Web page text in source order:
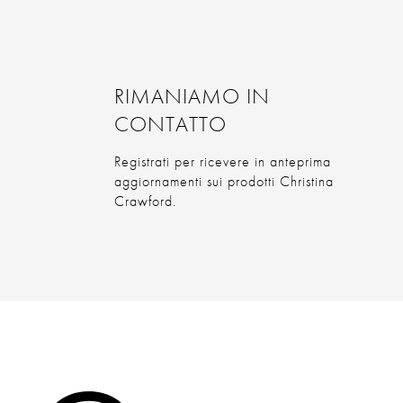
RIMANIAMO IN
CONTATTO
Registrati per ricevere in anteprima
aggiornamenti sui prodotti Christina
Crawford.